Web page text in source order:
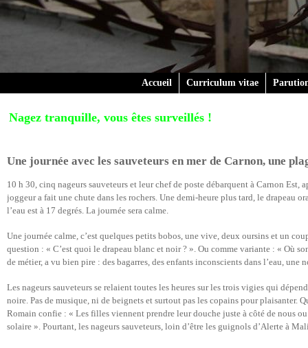
Accueil Curriculum vitae
Nagez tranquille, vous êtes surveillés !
Une journée avec les sauveteurs en mer de Carnon, une
10 h 30, cinq nageurs sauveteurs et leur chef de poste débarquent à Carnon Est,
joggeur a fait une chute dans les rochers. Une demi-heure plus tard, le drapeau
l’eau est à 17 degrés. La journée sera calme.
Une journée calme, c’est quelques petits bobos, une vive, deux oursins et un
question : « C’est quoi le drapeau blanc et noir ? ». Ou comme variante : « Où
de métier, a vu bien pire : des bagarres, des enfants inconscients dans l’eau, une
Les nageurs sauveteurs se relaient toutes les heures sur les trois vigies qui
noire. Pas de musique, ni de beignets et surtout pas les copains pour plaisanter.
Romain confie : « Les filles viennent prendre leur douche juste à côté de nous
solaire ». Pourtant, les nageurs sauveteurs, loin d’être les guignols d’Alerte à